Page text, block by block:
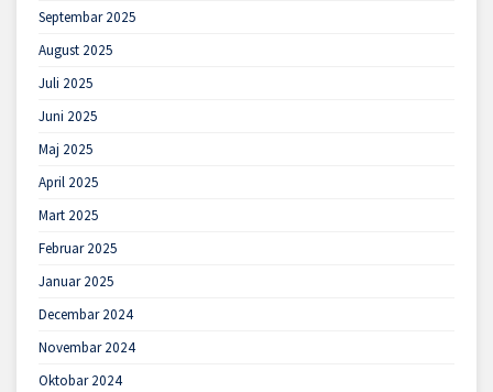
Septembar 2025
August 2025
Juli 2025
Juni 2025
Maj 2025
April 2025
Mart 2025
Februar 2025
Januar 2025
Decembar 2024
Novembar 2024
Oktobar 2024